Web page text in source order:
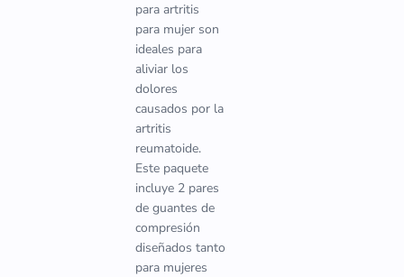
para artritis
para mujer son
ideales para
aliviar los
dolores
causados por la
artritis
reumatoide.
Este paquete
incluye 2 pares
de guantes de
compresión
diseñados tanto
para mujeres